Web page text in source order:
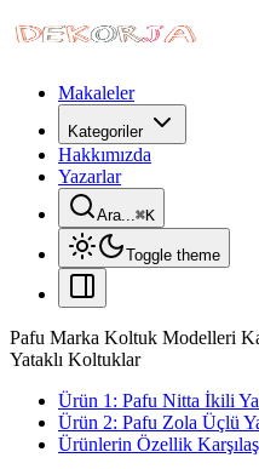
Makaleler
Kategoriler
Hakkımızda
Yazarlar
Ara...⌘K
Toggle theme
Pafu Marka Koltuk Modelleri
Yataklı Koltuklar
Ürün 1: Pafu Nitta İkili
Ürün 2: Pafu Zola Üçlü
Ürünlerin Özellik